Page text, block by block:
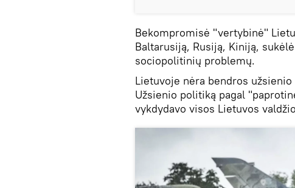
Bekompromisė "vertybinė"
Baltarusiją, Rusiją, Kiniją,
sociopolitinių problemų.
Lietuvoje nėra bendros
Užsienio politiką pagal
vykdydavo visos Lietuvos